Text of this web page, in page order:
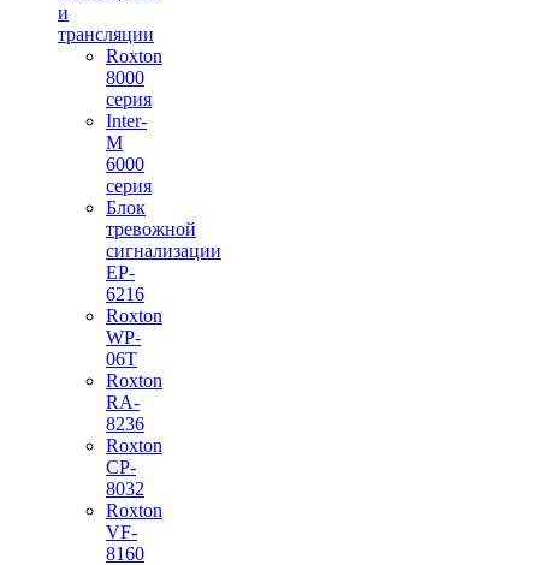
и
трансляции
Roxton
8000
серия
Inter-
M
6000
серия
Блок
тревожной
сигнализации
EP-
6216
Roxton
WP-
06T
Roxton
RA-
8236
Roxton
CP-
8032
Roxton
VF-
8160